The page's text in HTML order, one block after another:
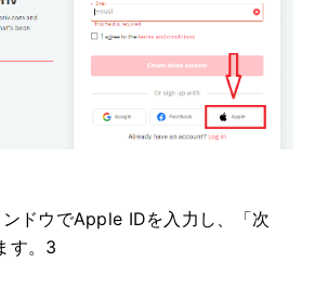
ドウでApple IDを入力し、「次
す。3